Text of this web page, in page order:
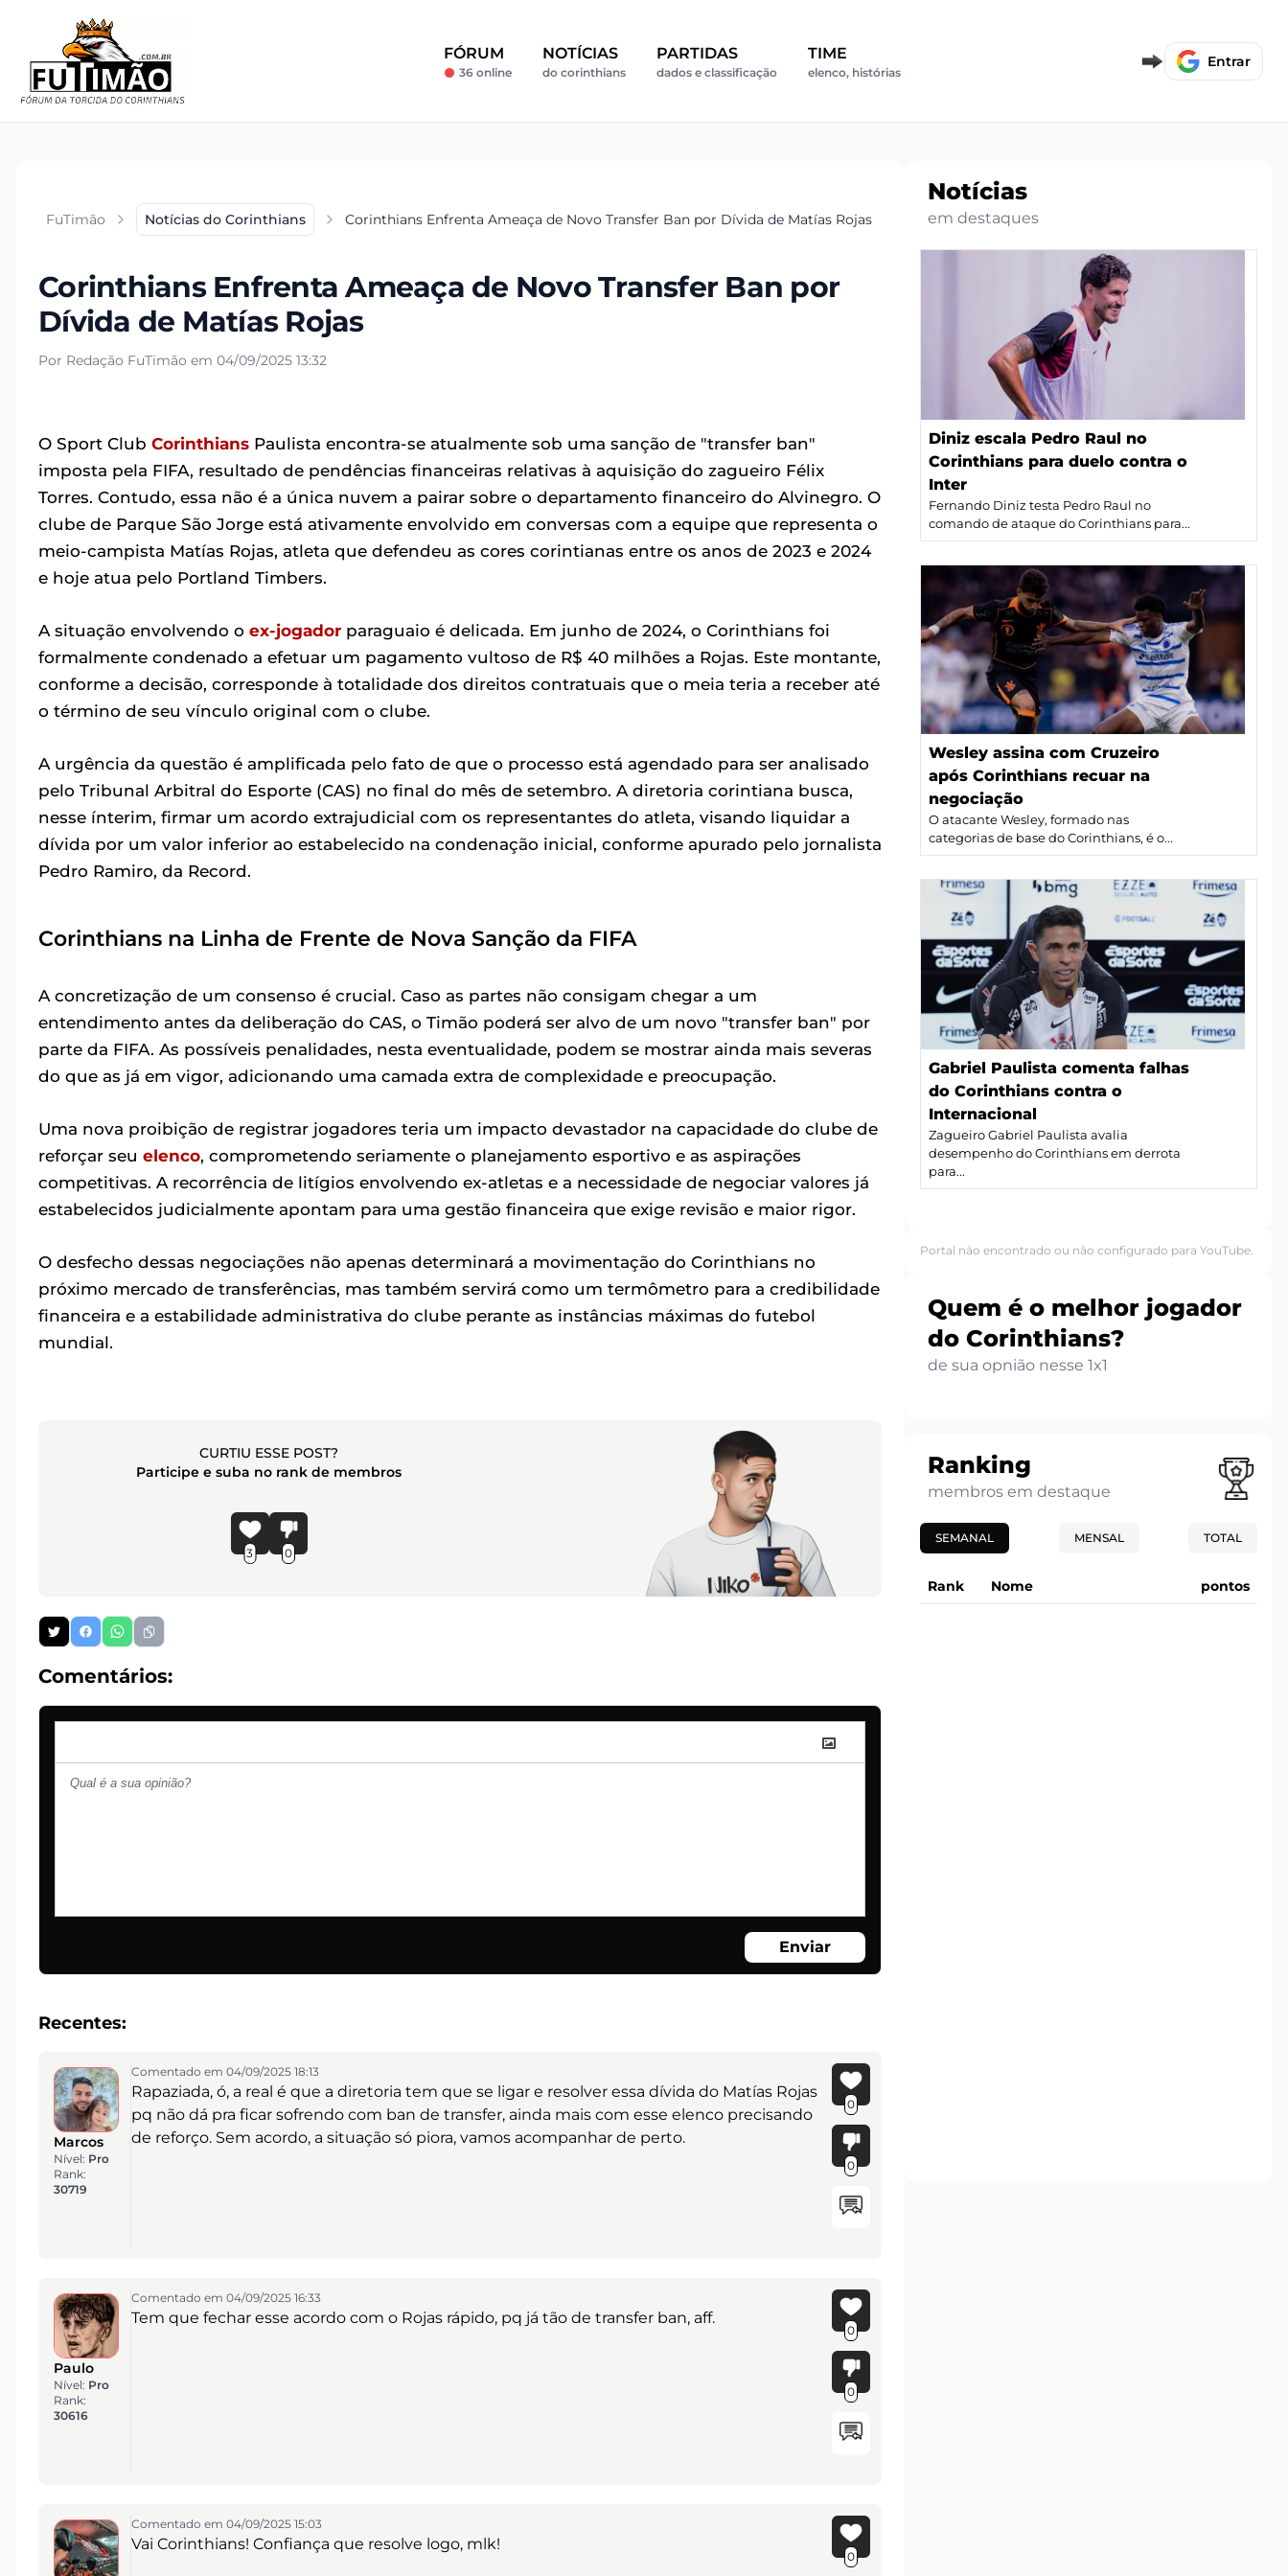
FÓRUM
36 online
NOTÍCIAS
do corinthians
PARTIDAS
dados e classificação
TIME
elenco, histórias
Entrar
FuTimão Notícias do Corinthians Corinthians Enfrenta Ameaça de Novo Transfer Ban por Dívida de Matías Rojas
Corinthians Enfrenta Ameaça de Novo Transfer Ban por
Dívida de Matías Rojas
Por Redação FuTimão em 04/09/2025 13:32
O Sport Club Corinthians Paulista encontra-se atualmente sob uma sanção de "transfer ban"
imposta pela FIFA, resultado de pendências financeiras relativas à aquisição do zagueiro Félix
Torres. Contudo, essa não é a única nuvem a pairar sobre o departamento financeiro do Alvinegro. O
clube de Parque São Jorge está ativamente envolvido em conversas com a equipe que representa o
meio-campista Matías Rojas, atleta que defendeu as cores corintianas entre os anos de 2023 e 2024
e hoje atua pelo Portland Timbers.
A situação envolvendo o ex-jogador paraguaio é delicada. Em junho de 2024, o Corinthians foi
formalmente condenado a efetuar um pagamento vultoso de R$ 40 milhões a Rojas. Este montante,
conforme a decisão, corresponde à totalidade dos direitos contratuais que o meia teria a receber até
o término de seu vínculo original com o clube.
A urgência da questão é amplificada pelo fato de que o processo está agendado para ser analisado
pelo Tribunal Arbitral do Esporte (CAS) no final do mês de setembro. A diretoria corintiana busca,
nesse ínterim, firmar um acordo extrajudicial com os representantes do atleta, visando liquidar a
dívida por um valor inferior ao estabelecido na condenação inicial, conforme apurado pelo jornalista
Pedro Ramiro, da Record.
Corinthians na Linha de Frente de Nova Sanção da FIFA
A concretização de um consenso é crucial. Caso as partes não consigam chegar a um
entendimento antes da deliberação do CAS, o Timão poderá ser alvo de um novo "transfer ban" por
parte da FIFA. As possíveis penalidades, nesta eventualidade, podem se mostrar ainda mais severas
do que as já em vigor, adicionando uma camada extra de complexidade e preocupação.
Uma nova proibição de registrar jogadores teria um impacto devastador na capacidade do clube de
reforçar seu elenco, comprometendo seriamente o planejamento esportivo e as aspirações
competitivas. A recorrência de litígios envolvendo ex-atletas e a necessidade de negociar valores já
estabelecidos judicialmente apontam para uma gestão financeira que exige revisão e maior rigor.
O desfecho dessas negociações não apenas determinará a movimentação do Corinthians no
próximo mercado de transferências, mas também servirá como um termômetro para a credibilidade
financeira e a estabilidade administrativa do clube perante as instâncias máximas do futebol
mundial.
CURTIU ESSE POST?
Participe e suba no rank de membros
3 0
Comentários:
Enviar
Recentes:
Marcos
Nível: Pro
Rank:
30719
Comentado em 04/09/2025 18:13
Rapaziada, ó, a real é que a diretoria tem que se ligar e resolver essa dívida do Matías Rojas
pq não dá pra ficar sofrendo com ban de transfer, ainda mais com esse elenco precisando
de reforço. Sem acordo, a situação só piora, vamos acompanhar de perto.
0
0
Paulo
Nível: Pro
Rank:
30616
Comentado em 04/09/2025 16:33
Tem que fechar esse acordo com o Rojas rápido, pq já tão de transfer ban, aff.
0
0
Comentado em 04/09/2025 15:03
Vai Corinthians! Confiança que resolve logo, mlk!
0
Notícias
em destaques
Diniz escala Pedro Raul no
Corinthians para duelo contra o
Inter
Fernando Diniz testa Pedro Raul no
comando de ataque do Corinthians para...
Wesley assina com Cruzeiro
após Corinthians recuar na
negociação
O atacante Wesley, formado nas
categorias de base do Corinthians, é o...
Gabriel Paulista comenta falhas
do Corinthians contra o
Internacional
Zagueiro Gabriel Paulista avalia
desempenho do Corinthians em derrota
para...
Portal não encontrado ou não configurado para YouTube.
Quem é o melhor jogador
do Corinthians?
de sua opnião nesse 1x1
Ranking
membros em destaque
SEMANAL MENSAL TOTAL
Rank Nome pontos